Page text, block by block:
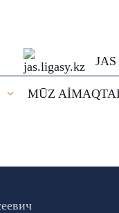
JAS
MŪZ